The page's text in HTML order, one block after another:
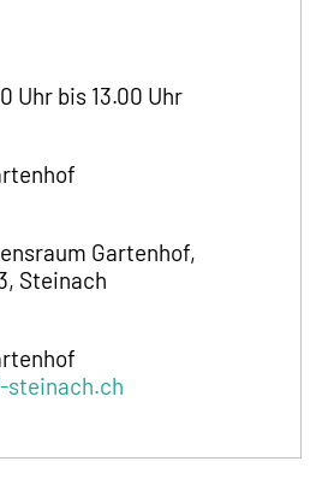
Uhr bis 13.00 Uhr
Gartenhof,
Steinach
steinach.ch